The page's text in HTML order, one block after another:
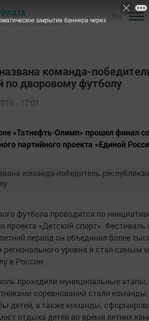
ТВ - Нурлатский район
команда-
по дворовому футболу
- 17:01
«Татнефть-Олимп» прошел финал
партийного проекта «Единой
футбола проводится по
проекта «Детский спорт».
период он объединил более
регионального уровня и стал
в России.
проходили муниципальные этапы,
соревнований стали
детей, а также команды,
отдыха детей во время летних
закрытие баннера через